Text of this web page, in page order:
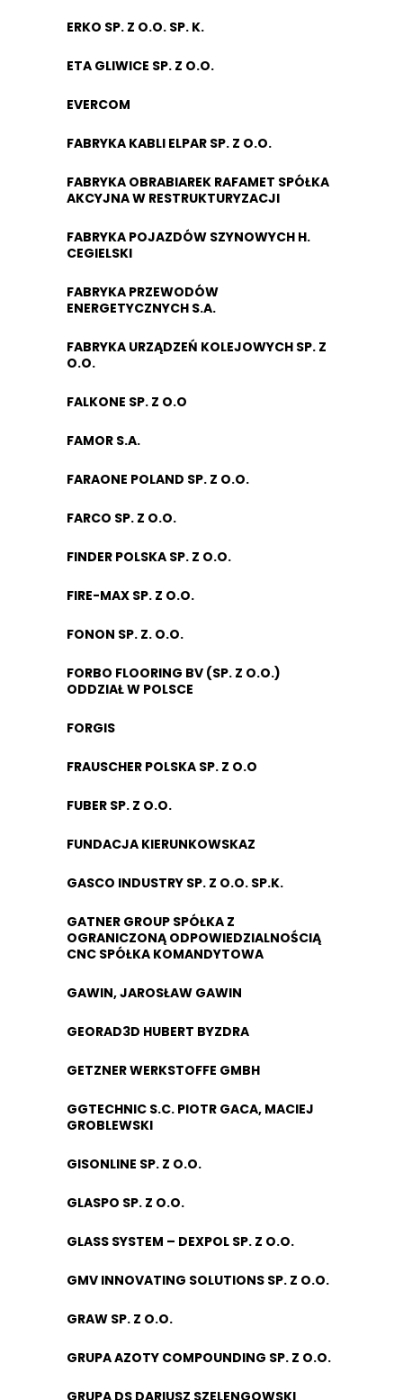
ERKO SP. Z O.O. SP. K.
ETA GLIWICE SP. Z O.O.
EVERCOM
FABRYKA KABLI ELPAR SP. Z O.O.
FABRYKA OBRABIAREK RAFAMET SPÓŁKA
AKCYJNA W RESTRUKTURYZACJI
FABRYKA POJAZDÓW SZYNOWYCH H.
CEGIELSKI
FABRYKA PRZEWODÓW
ENERGETYCZNYCH S.A.
FABRYKA URZĄDZEŃ KOLEJOWYCH SP. Z
O.O.
FALKONE SP. Z O.O
FAMOR S.A.
FARAONE POLAND SP. Z O.O.
FARCO SP. Z O.O.
FINDER POLSKA SP. Z O.O.
FIRE-MAX SP. Z O.O.
FONON SP. Z. O.O.
FORBO FLOORING BV (SP. Z O.O.)
ODDZIAŁ W POLSCE
FORGIS
FRAUSCHER POLSKA SP. Z O.O
FUBER SP. Z O.O.
FUNDACJA KIERUNKOWSKAZ
GASCO INDUSTRY SP. Z O.O. SP.K.
GATNER GROUP SPÓŁKA Z
OGRANICZONĄ ODPOWIEDZIALNOŚCIĄ
CNC SPÓŁKA KOMANDYTOWA
GAWIN, JAROSŁAW GAWIN
GEORAD3D HUBERT BYZDRA
GETZNER WERKSTOFFE GMBH
GGTECHNIC S.C. PIOTR GACA, MACIEJ
GROBLEWSKI
GISONLINE SP. Z O.O.
GLASPO SP. Z O.O.
GLASS SYSTEM – DEXPOL SP. Z O.O.
GMV INNOVATING SOLUTIONS SP. Z O.O.
GRAW SP. Z O.O.
GRUPA AZOTY COMPOUNDING SP. Z O.O.
GRUPA DS DARIUSZ SZELENGOWSKI